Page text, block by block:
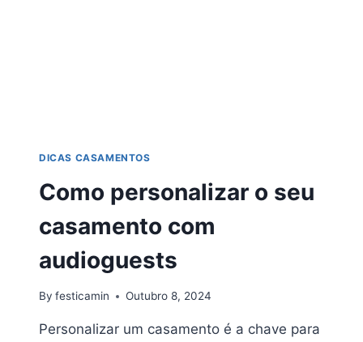
DICAS CASAMENTOS
Como personalizar o seu
casamento com
audioguests
By festicamin Outubro 8, 2024
Personalizar um casamento é a chave para